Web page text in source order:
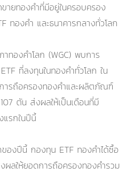
ายทองคำที่มีอยู่ในครอบครอง
ทองคำ และธนาคารกลางทั่วโลก
ทองคำโลก (WGC) พบการ
ที่ลงทุนในทองคำทั่วโลก ใน
ารถือครองทองคำและผลิตภัณฑ์
ตัน ส่งผลให้เป็นเดือนที่มี
แรกในปีนี้
ของปีนี้ กองทุน ETF ทองคำได้ซื้อ
ลให้ยอดการถือครองทองคำรวม